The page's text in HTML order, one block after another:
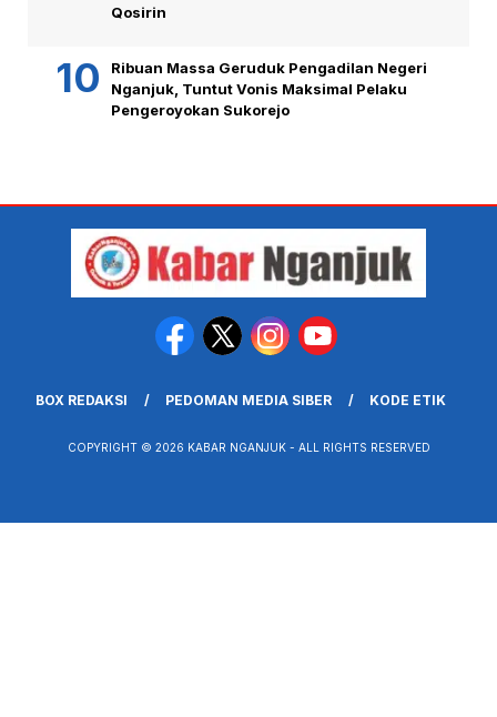
Qosirin
Ribuan Massa Geruduk Pengadilan Negeri
Nganjuk, Tuntut Vonis Maksimal Pelaku
Pengeroyokan Sukorejo
BOX REDAKSI PEDOMAN MEDIA SIBER KODE ETIK
COPYRIGHT © 2026 KABAR NGANJUK - ALL RIGHTS RESERVED